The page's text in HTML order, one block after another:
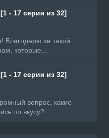
- 17 серии из 32]
Благодарю за такой
которые...
- 17 серии из 32]
вопрос, какие
по вкусу?...